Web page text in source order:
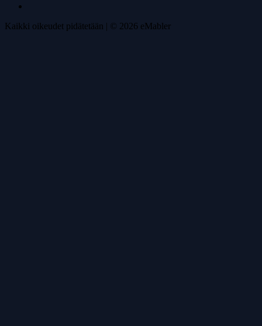
Kaikki oikeudet pidätetään | © 2026 eMabler